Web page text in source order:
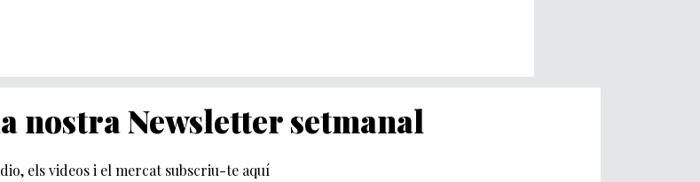
nostra Newsletter setmanal
els videos i el mercat subscriu-te aquí